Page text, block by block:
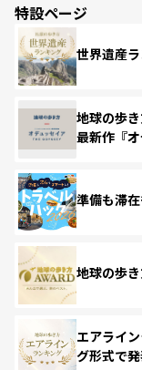
特設ページ
世界遺産
地球の歩
最新作『オ
準備も滞
地球の歩
エアライ
グ形式で